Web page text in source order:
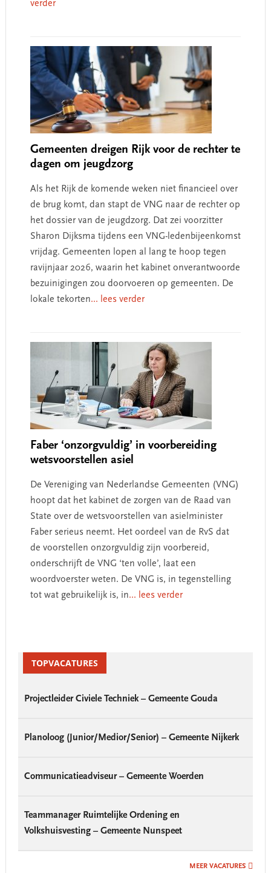
verder
Gemeenten dreigen Rijk voor de rechter te
dagen om jeugdzorg
Als het Rijk de komende weken niet financieel over
de brug komt, dan stapt de VNG naar de rechter op
het dossier van de jeugdzorg. Dat zei voorzitter
Sharon Dijksma tijdens een VNG-ledenbijeenkomst
vrijdag. Gemeenten lopen al lang te hoop tegen
ravijnjaar 2026, waarin het kabinet onverantwoorde
bezuinigingen zou doorvoeren op gemeenten. De
lokale tekorten... lees verder
Faber ‘onzorgvuldig’ in voorbereiding
wetsvoorstellen asiel
De Vereniging van Nederlandse Gemeenten (VNG)
hoopt dat het kabinet de zorgen van de Raad van
State over de wetsvoorstellen van asielminister
Faber serieus neemt. Het oordeel van de RvS dat
de voorstellen onzorgvuldig zijn voorbereid,
onderschrijft de VNG ‘ten volle’, laat een
woordvoerster weten. De VNG is, in tegenstelling
tot wat gebruikelijk is, in... lees verder
SidebarTOPVACATURES
Projectleider Civiele Techniek – Gemeente Gouda
Planoloog (Junior/Medior/Senior) – Gemeente Nijkerk
Communicatieadviseur – Gemeente Woerden
Teammanager Ruimtelijke Ordening en
Volkshuisvesting – Gemeente Nunspeet
MEER VACATURES